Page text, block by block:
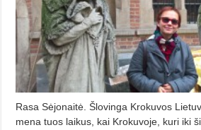
Rasa Sėjonaitė. Šlovinga Krokuvos
mena tuos laikus, kai Krokuvoje, kuri iki